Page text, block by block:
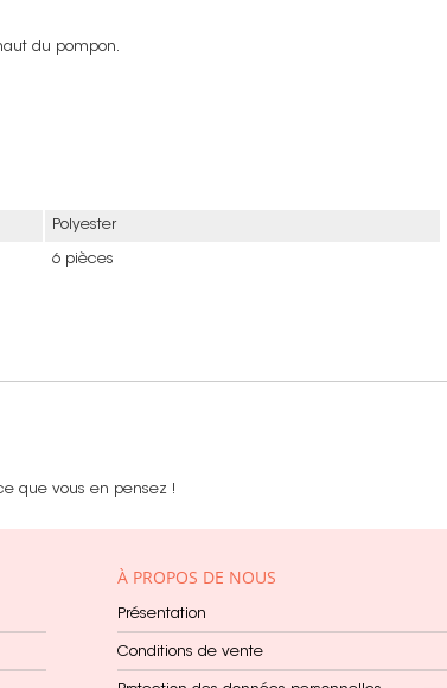
du pompon.
Polyester
6 pièces
que vous en pensez !
À PROPOS DE NOUS
Présentation
Conditions de vente